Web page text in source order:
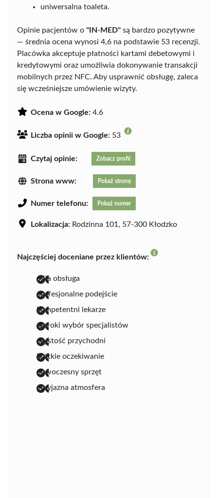
uniwersalna toaleta.
Opinie pacjentów o "IN-MED" są bardzo pozytywne
— średnia ocena wynosi 4,6 na podstawie 53 recenzji.
Placówka akceptuje płatności kartami debetowymi i
kredytowymi oraz umożliwia dokonywanie transakcji
mobilnych przez NFC. Aby usprawnić obsługę, zaleca
się wcześniejsze umówienie wizyty.
Ocena w Google: 4.6
Liczba opinii w Google: 53
Czytaj opinie: Zobacz profil
Strona www: Pokaż stronę
Numer telefonu: Pokaż numer
Lokalizacja: Rodzinna 101, 57-300 Kłodzko
Najczęściej doceniane przez klientów:
miła obsługa
profesjonalne podejście
kompetentni lekarze
szeroki wybór specjalistów
czystość przychodni
krótkie oczekiwanie
nowoczesny sprzęt
przyjazna atmosfera